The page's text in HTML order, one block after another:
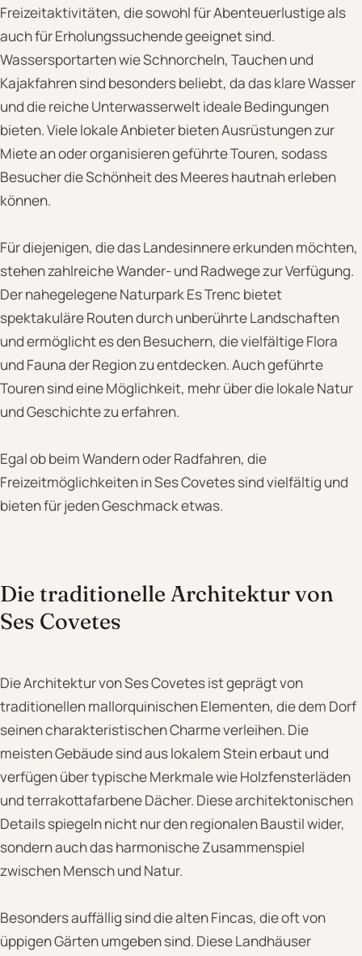
Freizeitaktivitäten, die sowohl für Abenteuerlustige als
auch für Erholungssuchende geeignet sind.
Wassersportarten wie Schnorcheln, Tauchen und
Kajakfahren sind besonders beliebt, da das klare Wasser
und die reiche Unterwasserwelt ideale Bedingungen
bieten. Viele lokale Anbieter bieten Ausrüstungen zur
Miete an oder organisieren geführte Touren, sodass
Besucher die Schönheit des Meeres hautnah erleben
können.
Für diejenigen, die das Landesinnere erkunden möchten,
stehen zahlreiche Wander- und Radwege zur Verfügung.
Der nahegelegene Naturpark Es Trenc bietet
spektakuläre Routen durch unberührte Landschaften
und ermöglicht es den Besuchern, die vielfältige Flora
und Fauna der Region zu entdecken. Auch geführte
Touren sind eine Möglichkeit, mehr über die lokale Natur
und Geschichte zu erfahren.
Egal ob beim Wandern oder Radfahren, die
Freizeitmöglichkeiten in Ses Covetes sind vielfältig und
bieten für jeden Geschmack etwas.
Die traditionelle Architektur von
Ses Covetes
Die Architektur von Ses Covetes ist geprägt von
traditionellen mallorquinischen Elementen, die dem Dorf
seinen charakteristischen Charme verleihen. Die
meisten Gebäude sind aus lokalem Stein erbaut und
verfügen über typische Merkmale wie Holzfensterläden
und terrakottafarbene Dächer. Diese architektonischen
Details spiegeln nicht nur den regionalen Baustil wider,
sondern auch das harmonische Zusammenspiel
zwischen Mensch und Natur.
Besonders auffällig sind die alten Fincas, die oft von
üppigen Gärten umgeben sind. Diese Landhäuser